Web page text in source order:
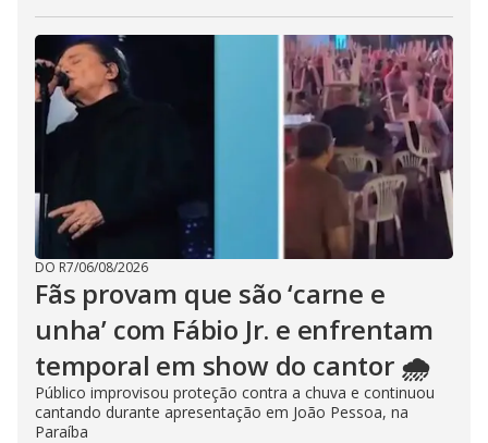
DO R7/06/08/2026
Fãs provam que são ‘carne e
unha’ com Fábio Jr. e enfrentam
temporal em show do cantor 🌧️
Público improvisou proteção contra a chuva e continuou
cantando durante apresentação em João Pessoa, na
Paraíba